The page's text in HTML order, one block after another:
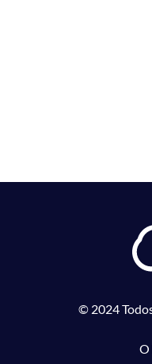
© 2024
O